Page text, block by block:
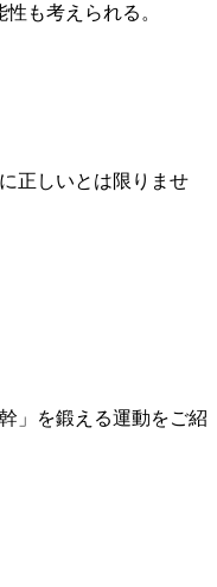
も考えられる。
正しいとは限りませ
」を鍛える運動をご紹